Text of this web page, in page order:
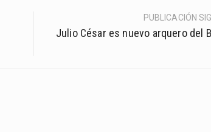
PUBLICACIÓN
Julio César es nuevo arquero del